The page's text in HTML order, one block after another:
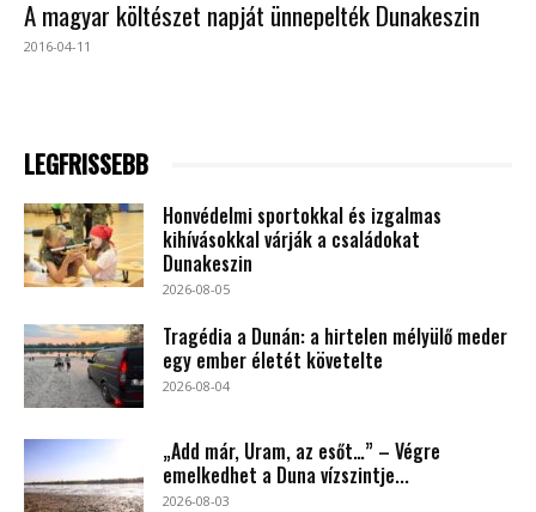
A magyar költészet napját ünnepelték Dunakeszin
2016-04-11
LEGFRISSEBB
Honvédelmi sportokkal és izgalmas
kihívásokkal várják a családokat
Dunakeszin
2026-08-05
Tragédia a Dunán: a hirtelen mélyülő meder
egy ember életét követelte
2026-08-04
„Add már, Uram, az esőt…” – Végre
emelkedhet a Duna vízszintje...
2026-08-03